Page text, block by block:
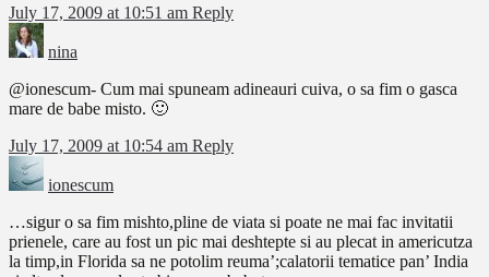
July 17, 2009 at 10:51 am Reply
nina
@ionescum- Cum mai spuneam adineauri cuiva, o sa fim o gasca
mare de babe misto. 🙂
July 17, 2009 at 10:54 am Reply
ionescum
…sigur o sa fim mishto,pline de viata si poate ne mai fac invitatii
prienele, care au fost un pic mai deshtepte si au plecat in americutza
la timp,in Florida sa ne potolim reuma’;calatorii tematice pan’ India